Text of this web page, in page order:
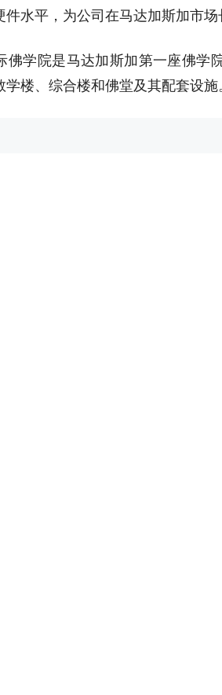
水平，为公司在马达加斯加市场
佛学院是马达加斯加第一座佛学
楼、综合楼和佛堂及其配套设施